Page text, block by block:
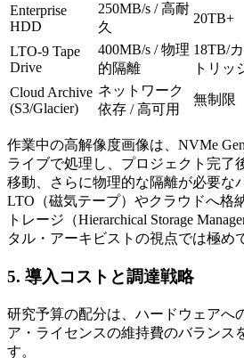
Enterprise
HDD
250MB/s / 高耐
久
20TB+
LTO-9 Tape
Drive
400MB/s / 物理
的隔離
18TB/
トリッ
Cloud Archive
(S3/Glacier)
ネットワーク
依存 / 高可用
無制限
作業中の高解像度画像は、NVMe
ライブで処理し、プロジェクト完了
移動、さらに物理的な隔離が必要な
LTO（磁気テープ）やクラウドへ格
トレージ（Hierarchical Storage
タル・アーキビストの視点では極め
5. 導入コストと調達戦略
研究予算の配分は、ハードウェアへ
ア・ライセンスの維持費のバランス
す。